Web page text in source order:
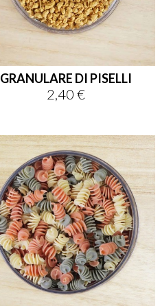
GRANULARE DI PISELLI
Prezzo
2,40 €